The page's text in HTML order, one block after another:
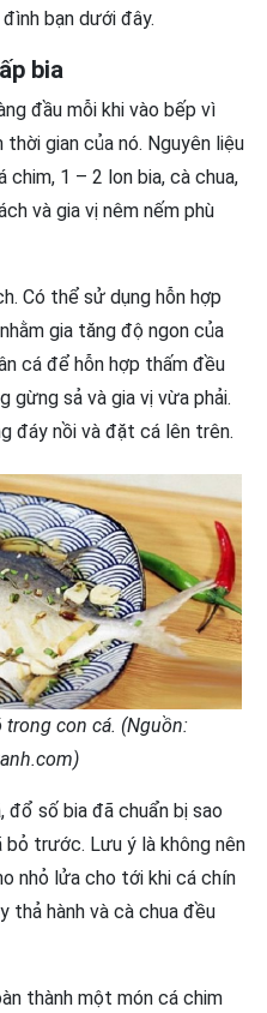
bạn dưới đây.
bia
đầu mỗi khi vào bếp vì
gian của nó. Nguyên liệu
1 – 2 lon bia, cà chua,
và gia vị nêm nếm phù
Có thể sử dụng hỗn hợp
gia tăng độ ngon của
cá để hỗn hợp thấm đều
gừng sả và gia vị vừa phải.
đáy nồi và đặt cá lên trên.
con cá. (Nguồn:
đổ số bia đã chuẩn bị sao
bỏ trước. Lưu ý là không nên
nhỏ lửa cho tới khi cá chín
thả hành và cà chua đều
thành một món cá chim